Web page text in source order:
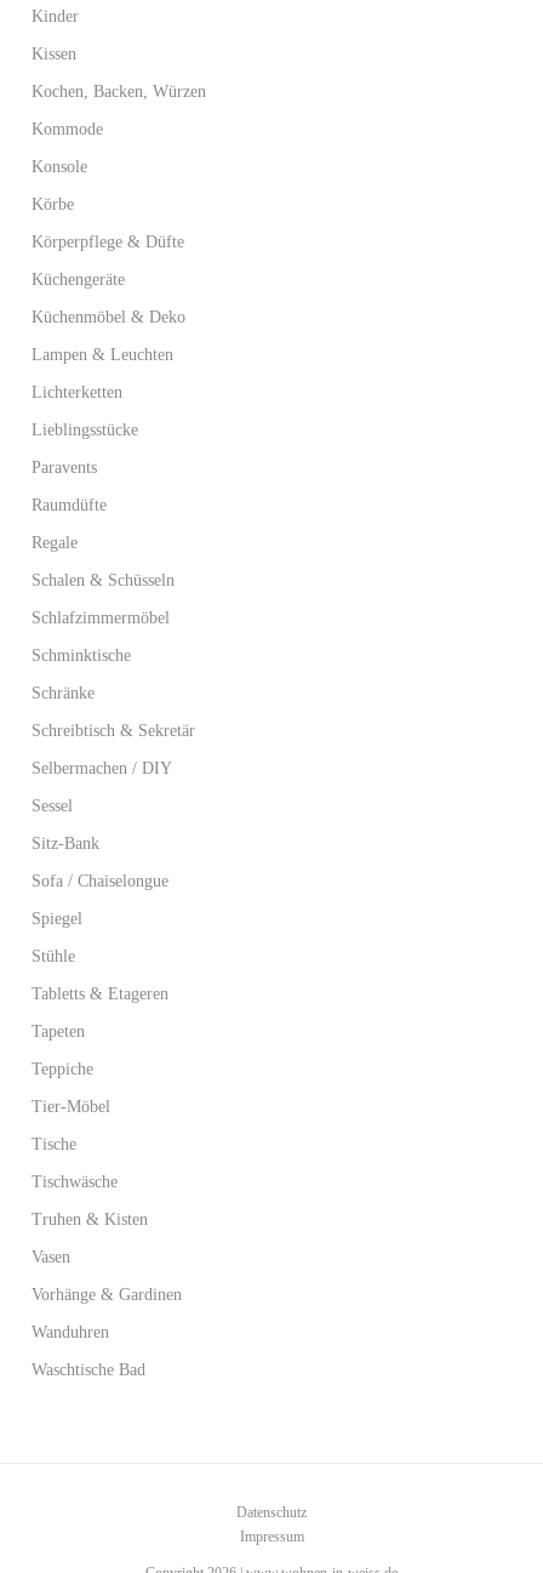
Kinder
Kissen
Kochen, Backen, Würzen
Kommode
Konsole
Körbe
Körperpflege & Düfte
Küchengeräte
Küchenmöbel & Deko
Lampen & Leuchten
Lichterketten
Lieblingsstücke
Paravents
Raumdüfte
Regale
Schalen & Schüsseln
Schlafzimmermöbel
Schminktische
Schränke
Schreibtisch & Sekretär
Selbermachen / DIY
Sessel
Sitz-Bank
Sofa / Chaiselongue
Spiegel
Stühle
Tabletts & Etageren
Tapeten
Teppiche
Tier-Möbel
Tische
Tischwäsche
Truhen & Kisten
Vasen
Vorhänge & Gardinen
Wanduhren
Waschtische Bad
Datenschutz
Impressum